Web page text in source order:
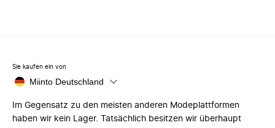
Sie kaufen ein von
Miinto Deutschland
Im Gegensatz zu den meisten anderen Modeplattformen
haben wir kein Lager. Tatsächlich besitzen wir überhaupt